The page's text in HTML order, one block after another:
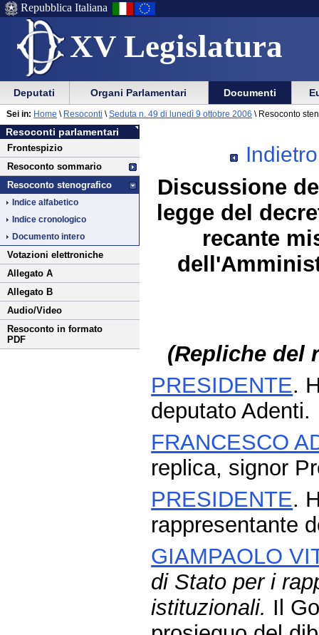
XV Legislatura
Menu
di
ausilio
alla
navigazione
Vai
Menu
di
navigazione
principale
Repubblica Italiana
Menu
di
navigazione
principale
Vai
menu
di
sezione
Deputati Organi Parlamentari Documenti
Vai
al
contenuto
Resoconti parlamentari
Frontespizio
Resoconto sommario
Resoconto stenografico
Indice alfabetico
Indice cronologico
Documento intero
Votazioni elettroniche
Allegato A
Allegato B
Audio/Video
Resoconto in formato
PDF
Sei in: Home \ Resoconti \ Seduta n. 49 di lunedì 9 ottobre 2006 \ Resoconto
Indietro
Discussione
legge del
recante
(Repliche del
PRESIDENTE.
deputato Adenti.
FRANCESCO
replica, signor
PRESIDENTE.
rappresentante
GIAMPAOLO
di Stato per i
istituzionali. Il